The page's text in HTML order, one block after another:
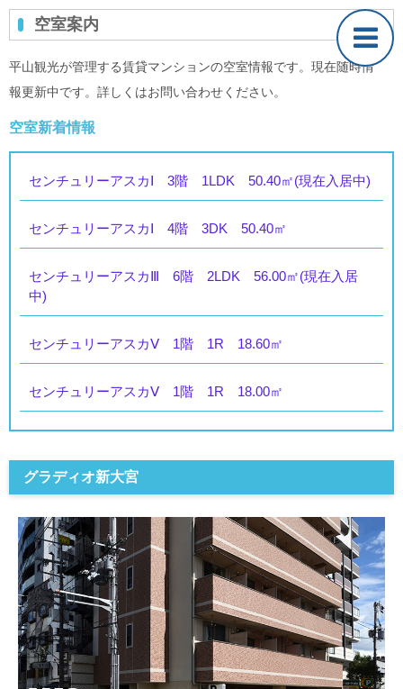
空室案内
平山観光が管理する賃貸マンションの空室情報です。現在随時情
報更新中です。詳しくはお問い合わせください。
空室新着情報
センチュリーアスカⅠ 3階 1LDK 50.40㎡(現在入居中)
センチュリーアスカⅠ 4階 3DK 50.40㎡
センチュリーアスカⅢ 6階 2LDK 56.00㎡(現在入居
中)
センチュリーアスカⅤ 1階 1R 18.60㎡
センチュリーアスカⅤ 1階 1R 18.00㎡
グラディオ新大宮